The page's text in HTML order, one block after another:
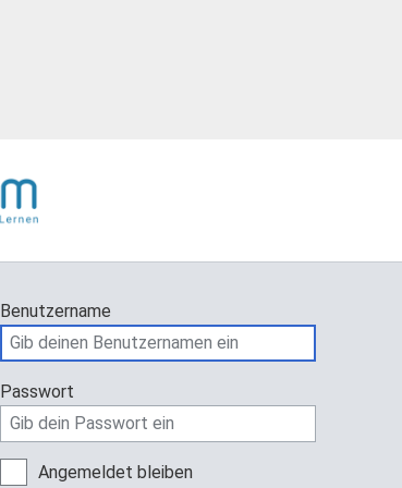
Benutzername
Passwort
Angemeldet bleiben